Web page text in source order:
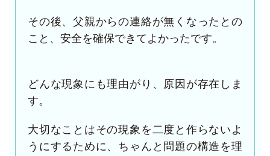
その後、父親からの連絡が無くなったとの
こと、安全を確保できてよかったです。
どんな現象にも理由がり、原因が存在しま
す。
大切なことはその現象を二度と作らないよ
うにするために、ちゃんと問題の構造を理